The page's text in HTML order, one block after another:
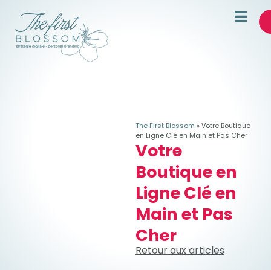
The First Blossom »Votre Boutique
en Ligne Clé en Main et Pas Cher
Votre
Boutique en
Ligne Clé en
Main et Pas
Cher
Retour aux articles